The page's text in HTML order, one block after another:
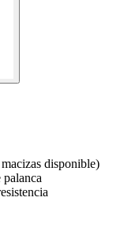
disponible)